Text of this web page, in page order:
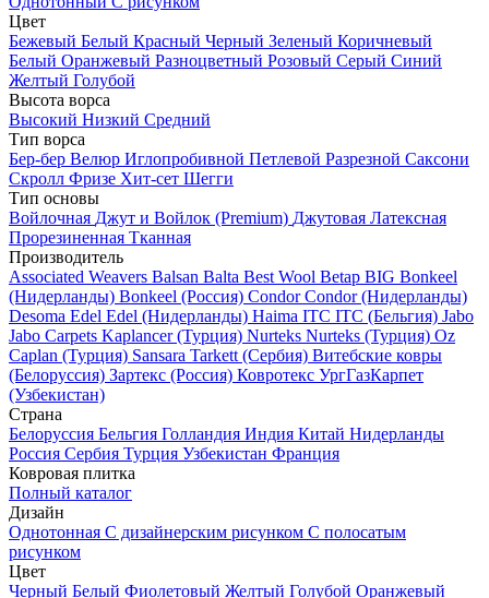
Цвет
Бежевый Белый Красный Черный Зеленый Коричневый
Белый Оранжевый Разноцветный Розовый Серый Синий
Желтый Голубой
Высота ворса
Высокий Низкий Средний
Тип ворса
Бер-бер Велюр Иглопробивной Петлевой Разрезной Саксони
Скролл Фризе Хит-сет Шегги
Тип основы
Войлочная Джут и Войлок (Premium) Джутовая Латексная
Прорезиненная Тканная
Производитель
Associated Weavers Balsan Balta Best Wool Betap BIG Bonkeel
(Нидерланды) Bonkeel (Россия) Condor Condor (Нидерланды)
Desoma Edel Edel (Нидерланды) Haima ITC ITC (Бельгия) Jabo
Jabo Carpets Kaplancer (Турция) Nurteks Nurteks (Турция) Oz
Caplan (Турция) Sansara Tarkett (Сербия) Витебские ковры
(Белоруссия) Зартекс (Россия) Ковротекс УргГазКарпет
(Узбекистан)
Страна
Белоруссия Бельгия Голландия Индия Китай Нидерланды
Россия Сербия Турция Узбекистан Франция
Ковровая плитка
Полный каталог
Дизайн
Однотонная С дизайнерским рисунком С полосатым
рисунком
Цвет
Черный Белый Фиолетовый Желтый Голубой Оранжевый